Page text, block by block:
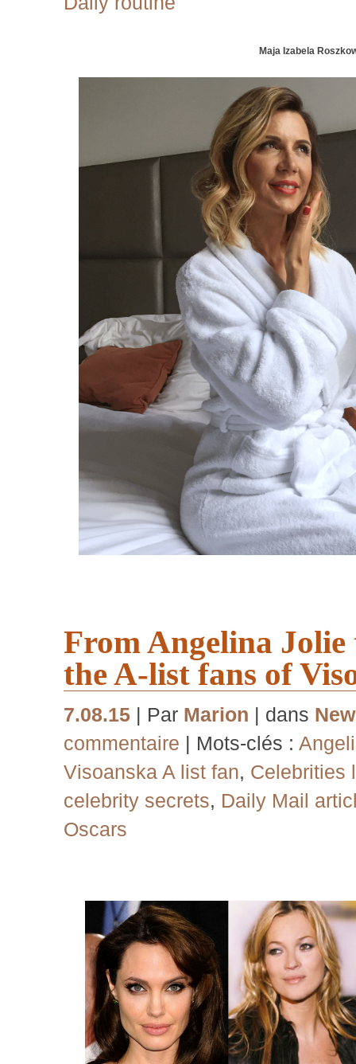
Maja Izabela
From Angelina Jolie
the A-list fans of
7.08.15 | Par Marion | dans
commentaire | Mots-clés :
Visoanska A list fan, Celebrities
celebrity secrets, Daily Mail
Oscars